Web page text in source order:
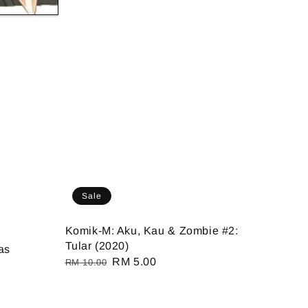
Sale
Komik-M: Aku, Kau & Zombie #2:
Tular (2020)
Regular
RM 10.00 Sale
RM 5.00